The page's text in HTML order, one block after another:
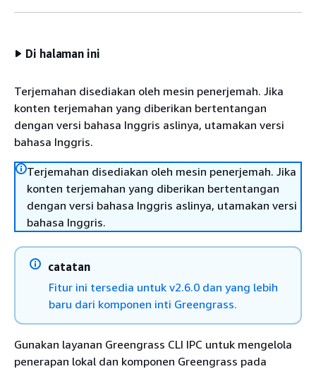
Di halaman ini
Terjemahan disediakan oleh mesin penerjemah. Jika
konten terjemahan yang diberikan bertentangan
dengan versi bahasa Inggris aslinya, utamakan versi
bahasa Inggris.
Terjemahan disediakan oleh mesin penerjemah. Jika
konten terjemahan yang diberikan bertentangan
dengan versi bahasa Inggris aslinya, utamakan versi
bahasa Inggris.
catatan
Fitur ini tersedia untuk v2.6.0 dan yang lebih
baru dari komponen inti Greengrass.
Gunakan layanan Greengrass CLI IPC untuk mengelola
penerapan lokal dan komponen Greengrass pada